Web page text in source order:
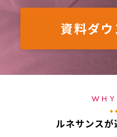
資料ダ
ルネサンス